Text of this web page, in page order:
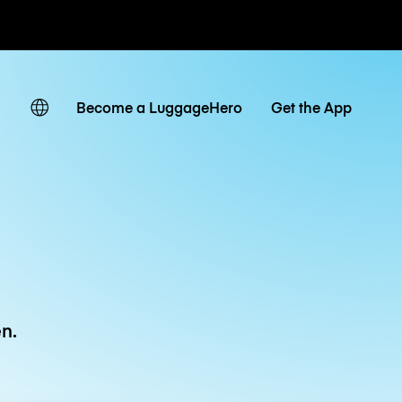
Become a LuggageHero Get the App